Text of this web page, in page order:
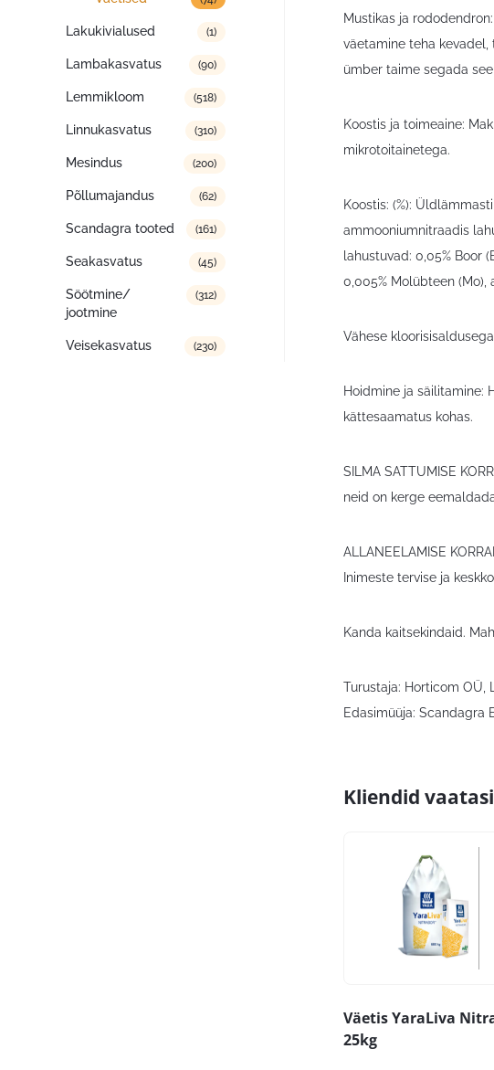
Lakukivialused (1)
Lambakasvatus (90)
Lemmikloom (518)
Linnukasvatus (310)
Mesindus (200)
Põllumajandus (62)
Scandagra tooted (161)
Seakasvatus (45)
Söötmine/
jootmine
(312)
Veisekasvatus (230)
Mustikas ja
väetamine teha kevadel,
ümber taime segada
Koostis ja toimeaine:
mikrotoitainetega.
Koostis: (%):
ammooniumnitraadis
lahustuvad: 0,05% Boor
0,005% Molübteen (Mo),
Vähese
Hoidmine ja säilitamine:
kättesaamatus kohas.
SILMA SATTUMISE
neid on kerge
ALLANEELAMISE
Inimeste tervise ja
Kanda kaitsekindaid.
Turustaja: Horticom OÜ,
Edasimüüja: Scandagra
Kliendid
Väetis YaraLiva
25kg